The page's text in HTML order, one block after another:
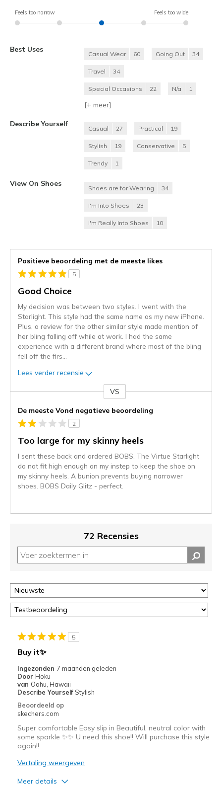
Feels too narrow Feels too wide
Best Uses
Casual Wear 60 Going Out 34
Travel 34
Special Occasions 22 N/a 1
[+ meer]
Describe Yourself
Casual 27 Practical 19
Stylish 19 Conservative 5
Trendy 1
View On Shoes
Shoes are for Wearing 34
I'm Into Shoes 23
I'm Really Into Shoes 10
Positieve beoordeling met de meeste likes
5
Good Choice
My decision was between two styles. I went with the
Starlight. This style had the same name as my new iPhone.
Plus, a review for the other similar style made mention of
her bling falling off while at work. I had the same
experience with a different brand where most of the bling
fell off the firs
Lees verder recensie
content
wordt
momenteel
gemigreerd
de
niejee
page_id.
de
migratie
controleren
deze
page
of
door
href="javascript:location.href=location.pathname;">hier</a>
page
met
de
migratiegeschiedenis
de
bezoeken.
VS
De meeste Vond negatieve beoordeling
2
Too large for my skinny heels
I sent these back and ordered BOBS. The Virtue Starlight
do not fit high enough on my instep to keep the shoe on
my skinny heels. A bunion prevents buying narrower
shoes. BOBS Daily Glitz - perfect.
72 Recensies
5
Buy it✨
Ingezonden 7 maanden geleden
Door Hoku
van Oahu, Hawaii
Describe Yourself Stylish
Beoordeeld op
skechers.com
Super comfortable Easy slip in Beautiful, neutral color with
some sparkle ✨✨ U need this shoe!! Will purchase this style
again!!
Vertaling weergeven
Meer details